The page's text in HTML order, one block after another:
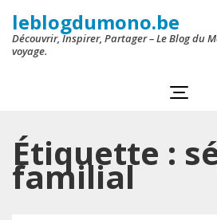
leblogdumono.be
Découvrir, Inspirer, Partager – Le Blog du
voyage.
Étiquette :
familial